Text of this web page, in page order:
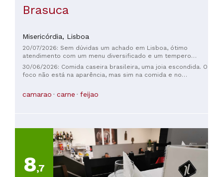
Brasuca
Misericórdia, Lisboa
20/07/2026: Sem dúvidas um achado em Lisboa, ótimo
atendimento com um menu diversificado e um tempero
sensacional! Recomendo!
30/06/2026: Comida caseira brasileira, uma joia escondida. O
foco não está na aparência, mas sim na comida e no
camarao carne feijao
8,7